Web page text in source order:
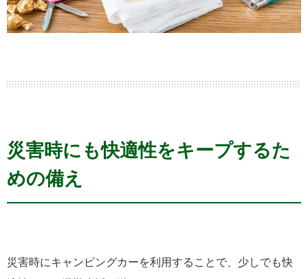
災害時にも快適性をキープするた
めの備え
災害時にキャンピングカーを利用することで、少しでも快